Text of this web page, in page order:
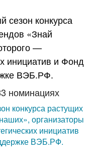
номинациях
конкурса растущих
организаторы
инициатив
ВЭБ.РФ.